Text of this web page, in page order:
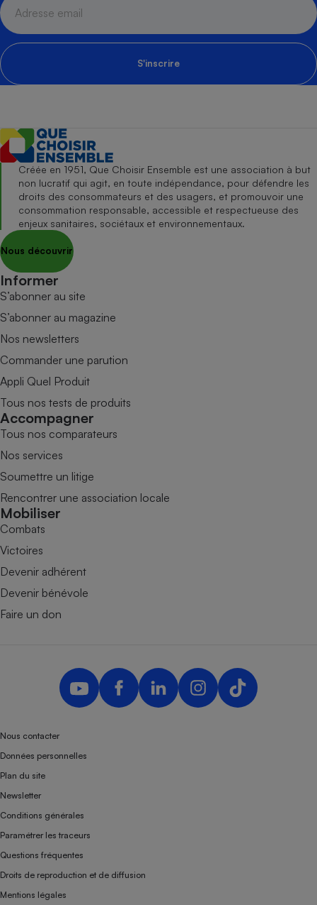
S'inscrire
Créée en 1951, Que Choisir Ensemble est une association à but
non lucratif qui agit, en toute indépendance, pour défendre les
droits des consommateurs et des usagers, et promouvoir une
consommation responsable, accessible et respectueuse des
enjeux sanitaires, sociétaux et environnementaux.
Nous découvrir
Informer
S’abonner au site
S’abonner au magazine
Nos newsletters
Commander une parution
Appli Quel Produit
Tous nos tests de produits
Accompagner
Tous nos comparateurs
Nos services
Soumettre un litige
Rencontrer une association locale
Mobiliser
Combats
Victoires
Devenir adhérent
Devenir bénévole
Faire un don
Nous contacter
Données personnelles
Plan du site
Newsletter
Conditions générales
Paramétrer les traceurs
Questions fréquentes
Droits de reproduction et de diffusion
Mentions légales